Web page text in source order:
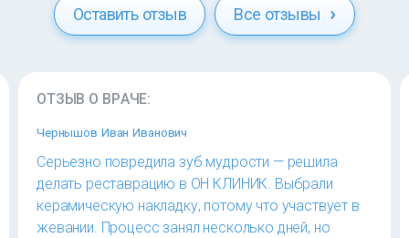
Оставить отзыв Все отзывы
ОТЗЫВ О ВРАЧЕ:
Чернышов Иван Иванович
Серьезно повредила зуб мудрости — решила
делать реставрацию в ОН КЛИНИК. Выбрали
керамическую накладку, потому что участвует в
жевании. Процесс занял несколько дней, но